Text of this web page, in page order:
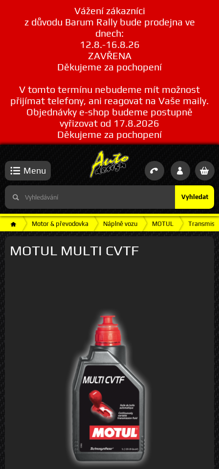
Vážení zákazníci
z důvodu Barum Rally bude prodejna ve
dnech:
12.8.-16.8.26
ZAVŘENA
Děkujeme za pochopení
V tomto termínu nebudeme mít možnost
přijímat telefony, ani reagovat na Vaše maily.
Objednávky e-shop budeme postupně
vyřizovat od 17.8.2026
Děkujeme za pochopení
Vyhledat
Menu
Motor & převodovka Náplně vozu MOTUL
MOTUL MULTI CVTF